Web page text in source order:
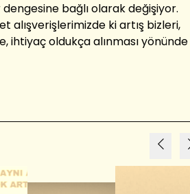
bağlı olarak değişiyor.
alışverişlerimizde ki artış bizleri,
ihtiyaç oldukça alınması yönünde